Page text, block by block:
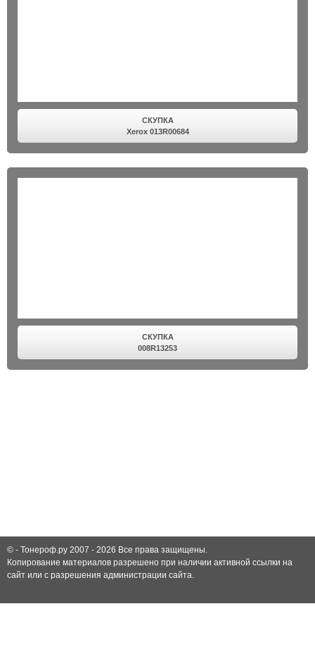
СКУПКА
Xerox 013R00684
СКУПКА
008R13253
© - Тонероф.ру 2007 - 2026 Все права защищены.
Копирование материалов разрешено при наличии активной ссылки на
сайт или с разрешения администрации сайта.